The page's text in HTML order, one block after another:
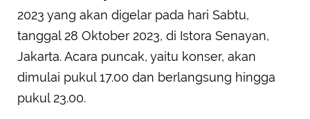
2023 yang akan digelar pada hari Sabtu,
tanggal 28 Oktober 2023, di Istora Senayan,
Jakarta. Acara puncak, yaitu konser, akan
dimulai pukul 17.00 dan berlangsung hingga
pukul 23.00.